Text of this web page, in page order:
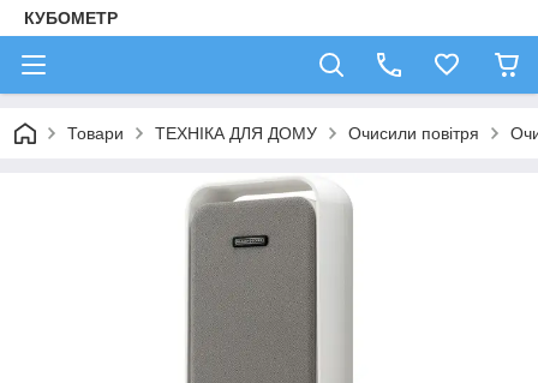
КУБОМЕТР
Товари ТЕХНІКА ДЛЯ ДОМУ Очисили повітря